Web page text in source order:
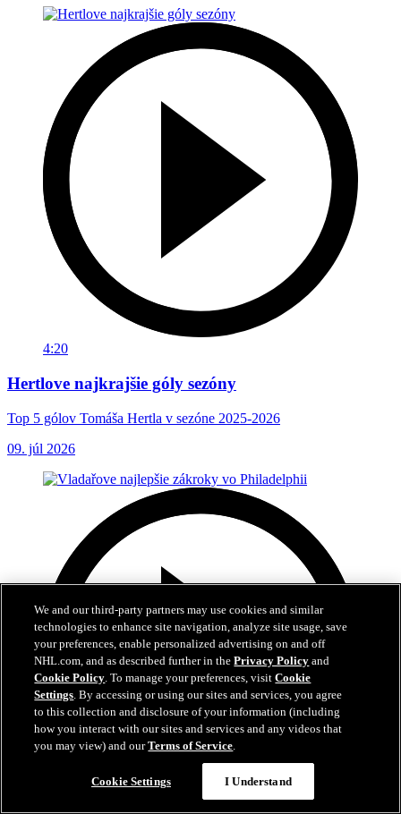
4:20
Hertlove najkrajšie góly sezóny
Top 5 gólov Tomáša Hertla v sezóne 2025-2026
09. júl 2026
We and our third-party partners may use cookies and similar
technologies to enhance site navigation, analyze site usage, save
your preferences, enable personalized advertising on and off
NHL.com, and as described further in thePrivacy Policy and
Cookie Policy. To manage your preferences, visitCookie
Settings. By accessing or using our sites and services, you agree
to this collection and disclosure of your information (including
how you interact with our sites and services and any videos that
you may view) and ourTerms of Service.
Cookie Settings I Understand